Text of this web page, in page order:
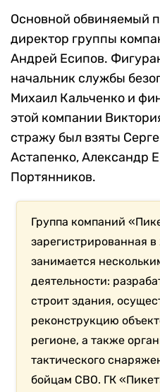
Основной обвиняемый
директор группы
Андрей Есипов.
начальник службы
Михаил Кальченко и
этой компании
стражу был взяты
Астапенко, Александр
Портянников.
Группа компаний
зарегистрированная в
занимается
деятельности:
строит здания,
реконструкцию
регионе, а также
тактического
бойцам СВО. ГК